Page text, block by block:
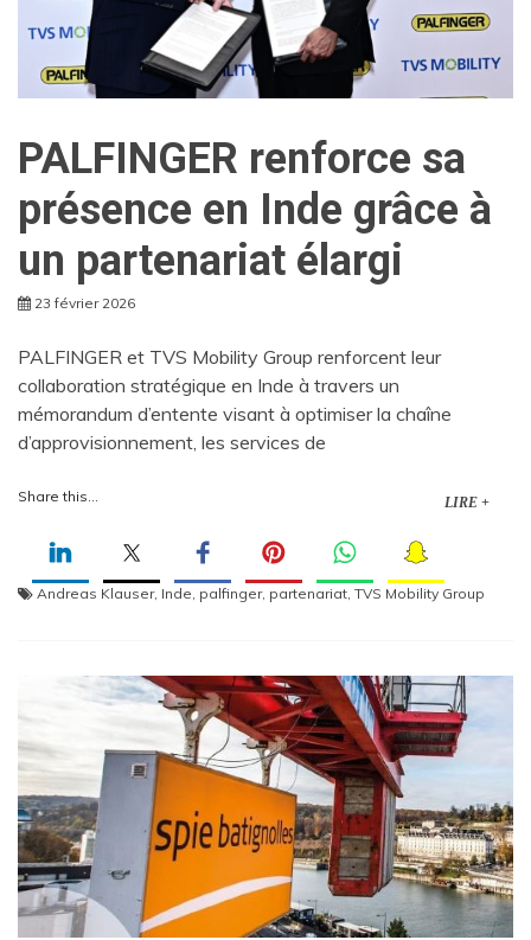
PALFINGER renforce sa
présence en Inde grâce à
un partenariat élargi
23 février 2026
PALFINGER et TVS Mobility Group renforcent leur
collaboration stratégique en Inde à travers un
mémorandum d’entente visant à optimiser la chaîne
d’approvisionnement, les services de
Share this... LIRE +
Andreas Klauser, Inde palfinger, partenariat TVS Mobility Group